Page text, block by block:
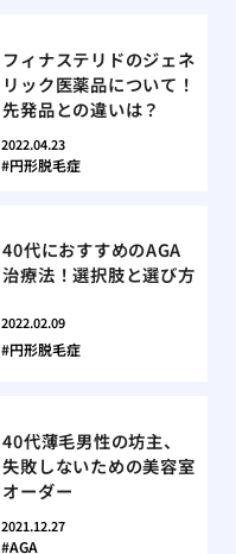
フィナステリドのジェネ
リック医薬品について！
先発品との違いは？
2022.04.23
円形脱毛症
40代におすすめのAGA
治療法！選択肢と選び方
2022.02.09
円形脱毛症
40代薄毛男性の坊主、
失敗しないための美容室
オーダー
2021.12.27
AGA